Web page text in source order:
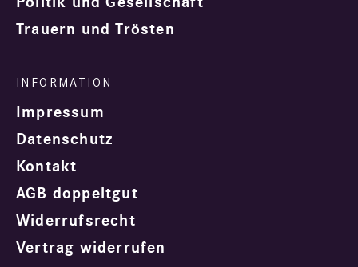
Trauern und Trösten
Impressum
Datenschutz
Kontakt
AGB doppeltgut
Widerrufsrecht
Vertrag widerrufen